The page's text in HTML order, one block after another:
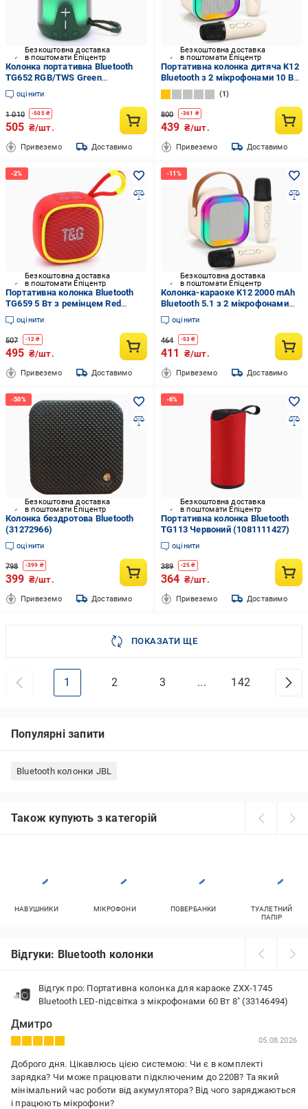
Безкоштовна доставка
в поштомати Епіцентр
Колонка портативна Bluetooth
TG652 RGB/TWS Green
(2135321704)
оцінити
1 010 -505₴
505 ₴/шт.
Привеземо Доставимо
Безкоштовна доставка
в поштомати Епіцентр
Портативна колонка дитяча K12
Bluetooth з 2 мікрофонами 10 Вт
з RGB підсвічуванням 2000 mAh
Бежевий (2571166604)
1
800 -361 ₴
439 ₴/шт.
Привеземо Доставимо
Безкоштовна доставка
в поштомати Епіцентр
Портативна колонка Bluetooth
TG659 5 Вт з ремінцем Red
(13827412)
оцінити
507 -12 ₴
495 ₴/шт.
Привеземо Доставимо
Безкоштовна доставка
в поштомати Епіцентр
Колонка-караоке K12 2000 mAh
Bluetooth 5.1 з 2 мікрофонами
(opt-103170)
оцінити
464 -53 ₴
411 ₴/шт.
Привеземо Доставимо
Безкоштовна доставка
в поштомати Епіцентр
Колонка бездротова Bluetooth
(31272966)
оцінити
798 -399 ₴
399 ₴/шт.
Привеземо Доставимо
Безкоштовна доставка
в поштомати Епіцентр
Портативна колонка Bluetooth
TG113 Червоний (1081111427)
оцінити
389 -25 ₴
364 ₴/шт.
Привеземо Доставимо
ПОКАЗАТИ ЩЕ
1 2 3 ... 142
Популярні запити
Bluetooth колонки JBL
Також купують з категорій
НАВУШНИКИ МІКРОФОНИ ПОВЕРБАНКИ
ТУАЛЕТНИЙ
ПАПІР
Відгуки: Bluetooth колонки
Відгук про: Портативна колонка для караоке ZXX-1745
Bluetooth LED-підсвітка з мікрофонами 60 Вт 8" (33146494)
Дмитро
05.08.2026
Доброго дня. Цікавлюсь цією системою: Чи є в комплекті
зарядка? Чи може працювати підключеним до 220В? Та який
мінімальний час роботи від акумулятора? Від чого заряджаються
і працюють мікрофони?